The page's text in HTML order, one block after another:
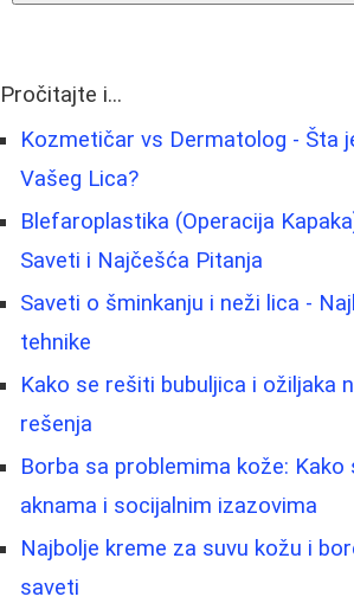
Pročitajte i...
Kozmetičar vs Dermatolog - Šta
Vašeg Lica?
Blefaroplastika (Operacija
Saveti i Najčešća Pitanja
Saveti o šminkanju i neži lica -
tehnike
Kako se rešiti bubuljica i ožiljaka
rešenja
Borba sa problemima kože: Kako
aknama i socijalnim izazovima
Najbolje kreme za suvu kožu i
saveti